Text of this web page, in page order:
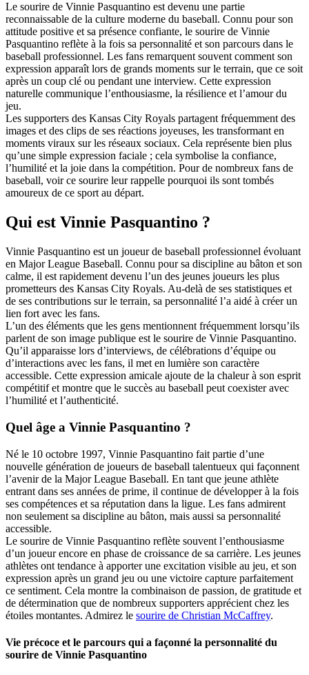
Le sourire de Vinnie Pasquantino est devenu une partie
reconnaissable de la culture moderne du baseball. Connu pour son
attitude positive et sa présence confiante, le sourire de Vinnie
Pasquantino reflète à la fois sa personnalité et son parcours dans le
baseball professionnel. Les fans remarquent souvent comment son
expression apparaît lors de grands moments sur le terrain, que ce soit
après un coup clé ou pendant une interview. Cette expression
naturelle communique l’enthousiasme, la résilience et l’amour du
jeu.
Les supporters des Kansas City Royals partagent fréquemment des
images et des clips de ses réactions joyeuses, les transformant en
moments viraux sur les réseaux sociaux. Cela représente bien plus
qu’une simple expression faciale ; cela symbolise la confiance,
l’humilité et la joie dans la compétition. Pour de nombreux fans de
baseball, voir ce sourire leur rappelle pourquoi ils sont tombés
amoureux de ce sport au départ.
Qui est Vinnie Pasquantino ?
Vinnie Pasquantino est un joueur de baseball professionnel évoluant
en Major League Baseball. Connu pour sa discipline au bâton et son
calme, il est rapidement devenu l’un des jeunes joueurs les plus
prometteurs des Kansas City Royals. Au-delà de ses statistiques et
de ses contributions sur le terrain, sa personnalité l’a aidé à créer un
lien fort avec les fans.
L’un des éléments que les gens mentionnent fréquemment lorsqu’ils
parlent de son image publique est le sourire de Vinnie Pasquantino.
Qu’il apparaisse lors d’interviews, de célébrations d’équipe ou
d’interactions avec les fans, il met en lumière son caractère
accessible. Cette expression amicale ajoute de la chaleur à son esprit
compétitif et montre que le succès au baseball peut coexister avec
l’humilité et l’authenticité.
Quel âge a Vinnie Pasquantino ?
Né le 10 octobre 1997, Vinnie Pasquantino fait partie d’une
nouvelle génération de joueurs de baseball talentueux qui façonnent
l’avenir de la Major League Baseball. En tant que jeune athlète
entrant dans ses années de prime, il continue de développer à la fois
ses compétences et sa réputation dans la ligue. Les fans admirent
non seulement sa discipline au bâton, mais aussi sa personnalité
accessible.
Le sourire de Vinnie Pasquantino reflète souvent l’enthousiasme
d’un joueur encore en phase de croissance de sa carrière. Les jeunes
athlètes ont tendance à apporter une excitation visible au jeu, et son
expression après un grand jeu ou une victoire capture parfaitement
ce sentiment. Cela montre la combinaison de passion, de gratitude et
de détermination que de nombreux supporters apprécient chez les
étoiles montantes. Admirez le sourire de Christian McCaffrey.
Vie précoce et le parcours qui a façonné la personnalité du
sourire de Vinnie Pasquantino